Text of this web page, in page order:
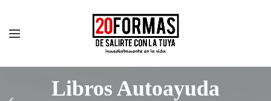
Libros Autoayuda